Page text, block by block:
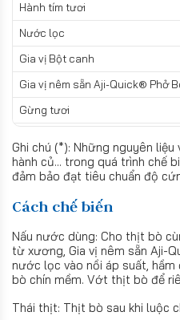
Hành tím tươi
Nước lọc
Gia vị Bột canh
Gia vị nêm sẵn Aji-Quick® Phở
Gừng tươi
Ghi chú (*): Những nguyên
hành củ... trong quá trình chế
đảm bảo đạt tiêu chuẩn độ
Cách chế biến
Nấu nước dùng: Cho thịt bò
từ xương, Gia vị nêm sẵn Aji-
nước lọc vào nồi áp suất,
bò chín mềm. Vớt thịt bò để
Thái thịt: Thịt bò sau khi luộc